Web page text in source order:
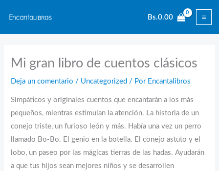
contenido
Bs.0.00
Mi gran libro de cuentos clásicos
Deja un comentario / Uncategorized / Por Encantalibros
Simpáticos y originales cuentos que encantarán a los más
pequeños, mientras estimulan la atención. La historia de un
conejo triste, un furioso león y más. Había una vez un perro
llamado Bo-Bo. El genio en la botella. El conejo astuto y el
lobo, un paseo por las mágicas tierras de las hadas. Ayudarán
a que tus hijos sean mejores niños y se desarrollen